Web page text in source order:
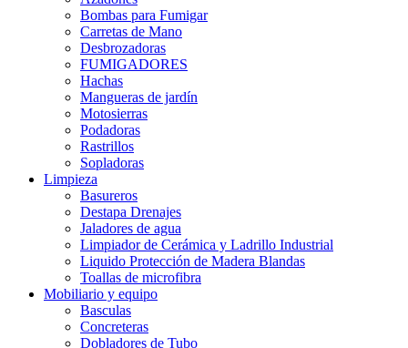
Bombas para Fumigar
Carretas de Mano
Desbrozadoras
FUMIGADORES
Hachas
Mangueras de jardín
Motosierras
Podadoras
Rastrillos
Sopladoras
Limpieza
Basureros
Destapa Drenajes
Jaladores de agua
Limpiador de Cerámica y Ladrillo Industrial
Liquido Protección de Madera Blandas
Toallas de microfibra
Mobiliario y equipo
Basculas
Concreteras
Dobladores de Tubo